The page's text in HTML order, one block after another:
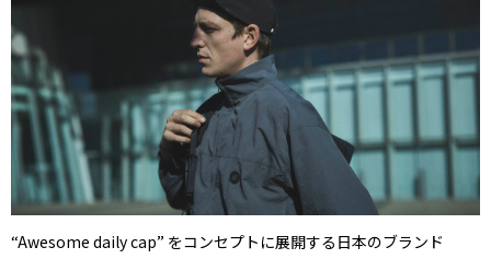
“Awesome daily cap” をコンセプトに展開する日本のブランド